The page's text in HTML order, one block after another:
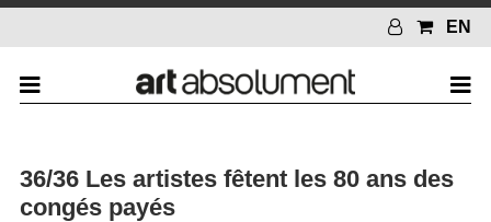
EN
36/36 Les artistes fêtent les 80 ans des
congés payés